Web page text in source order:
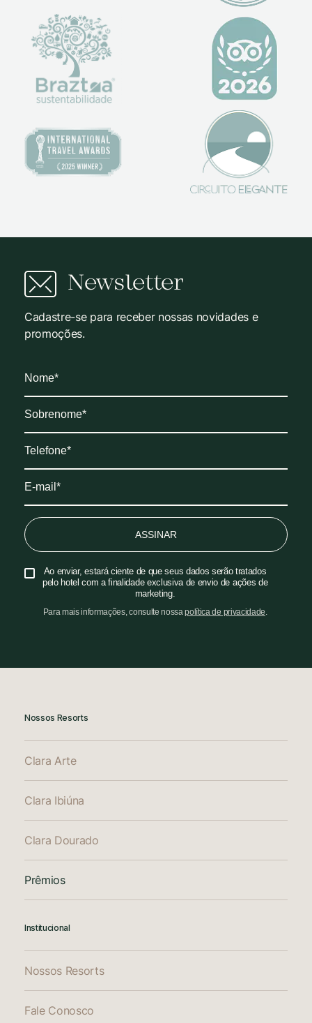
Newsletter
Cadastre-se para receber nossas novidades e
promoções.
ASSINAR
Ao enviar, estará ciente de que seus dados serão tratados
pelo hotel com a finalidade exclusiva de envio de ações de
marketing.
Para mais informações, consulte nossapolítica de privacidade.
Nossos Resorts
Clara Arte
Clara Ibiúna
Clara Dourado
Prêmios
Institucional
Nossos Resorts
Fale Conosco